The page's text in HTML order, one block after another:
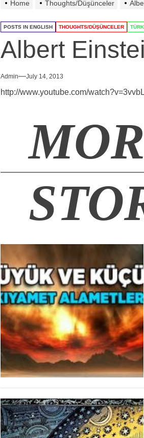
Home Thoughts/Düşünceler
POSTS IN ENGLISH THOUGHTS/DÜŞÜNCELER
Albert
Admin July 14, 2013
http://www.youtube.com/